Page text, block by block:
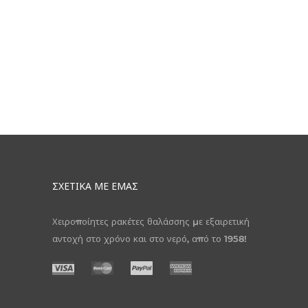
ΣΧΕΤΙΚΆ ΜΕ ΕΜΆΣ
Χειροποίητες ρακέτες θαλάσσης με εξαιρετική
αντοχή στο χρόνο και στο νερό, από το 1958!